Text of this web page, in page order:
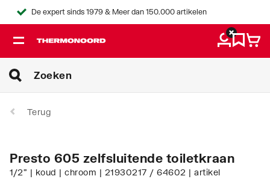
De expert sinds 1979 & Meer dan 150.000 artikelen
Terug
Presto 605 zelfsluitende toiletkraan
1/2" | koud | chroom | 21930217 / 64602 | artikel